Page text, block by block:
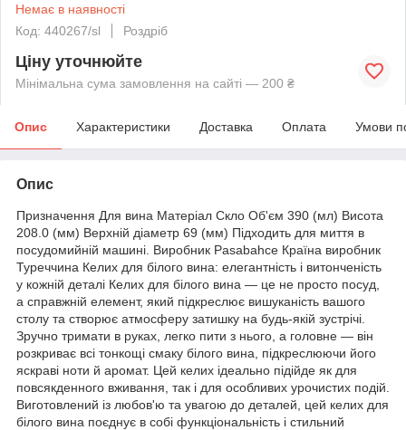
Немає в наявності
Код: 440267/sl
Роздріб
Ціну уточнюйте
Мінімальна сума замовлення на сайті — 200 ₴
Опис Характеристики Доставка Оплата Умови
Опис
Призначення Для вина Матеріал Скло Об'єм 390 (мл) Висота
208.0 (мм) Верхній діаметр 69 (мм) Підходить для миття в
посудомийній машині. Виробник Pasabahce Країна виробник
Туреччина Келих для білого вина: елегантність і витонченість
у кожній деталі Келих для білого вина — це не просто посуд,
а справжній елемент, який підкреслює вишуканість вашого
столу та створює атмосферу затишку на будь-якій зустрічі.
Зручно тримати в руках, легко пити з нього, а головне — він
розкриває всі тонкощі смаку білого вина, підкреслюючи його
яскраві ноти й аромат. Цей келих ідеально підійде як для
повсякденного вживання, так і для особливих урочистих подій.
Виготовлений із любов'ю та увагою до деталей, цей келих для
білого вина поєднує в собі функціональність і стильний